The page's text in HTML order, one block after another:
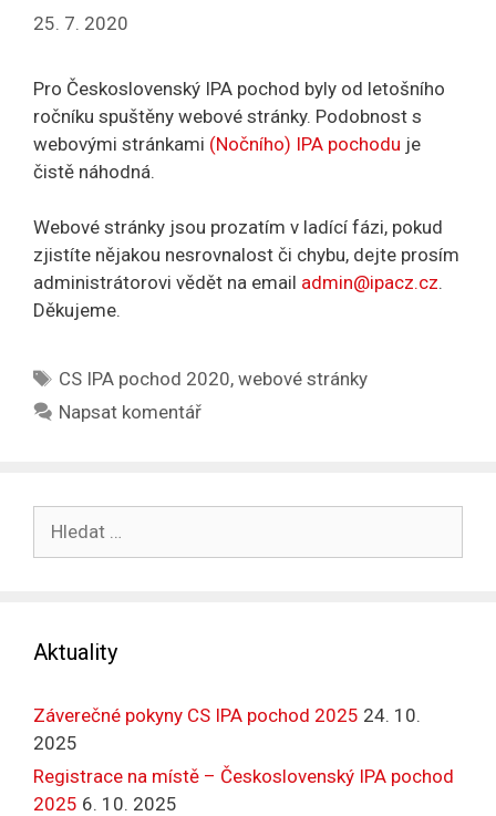
25. 7. 2020
Pro Československý IPA pochod byly od letošního
ročníku spuštěny webové stránky. Podobnost s
webovými stránkami (Nočního) IPA pochodu je
čistě náhodná.
Webové stránky jsou prozatím v ladící fázi, pokud
zjistíte nějakou nesrovnalost či chybu, dejte prosím
administrátorovi vědět na email admin@ipacz.cz.
Děkujeme.
Štítky
CS IPA pochod 2020,webové stránky
Napsat komentář
Aktuality
Záverečné pokyny CS IPA pochod 2025 24. 10.
2025
Registrace na místě – Československý IPA pochod
2025 6. 10. 2025